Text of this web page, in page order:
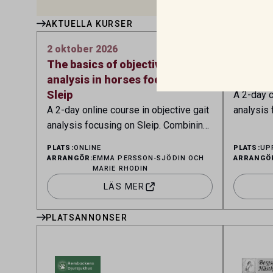
AKTUELLA KURSER
2 oktober 2026
The basics of objective gait
analysis in horses focusing on
Sleip
A 2-day online course in objective gait
analysis focusing on Sleip. Combining
on training, the course provides the
knowledge and practical skills needed
to implement Sleip in clinical practice
PLATS:ONLINE
ARRANGÖR: EMMA PERSSON-SJÖDIN OCH
MARIE RHODIN
LÄS MER
A 2-day
analysis
to
PLATS:
PLATSANNONSER